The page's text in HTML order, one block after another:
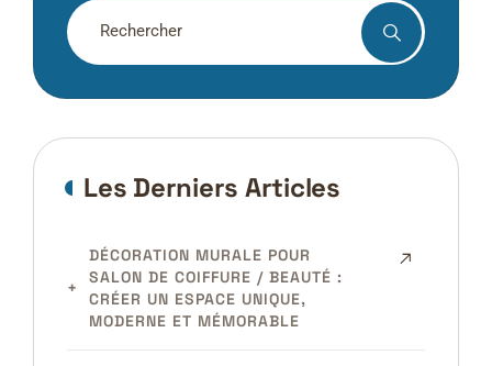
Rechercher
Les Derniers Articles
DÉCORATION MURALE POUR
SALON DE COIFFURE / BEAUTÉ :
CRÉER UN ESPACE UNIQUE,
MODERNE ET MÉMORABLE